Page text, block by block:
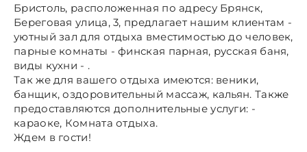
Бристоль, расположенная по адресу Брянск,
Береговая улица, 3, предлагает нашим клиентам -
уютный зал для отдыха вместимостью до человек,
парные комнаты - финская парная, русская баня,
виды кухни - .
Так же для вашего отдыха имеются: веники,
банщик, оздоровительный массаж, кальян. Также
предоставляются дополнительные услуги: -
караоке, Комната отдыха.
Ждем в гости!